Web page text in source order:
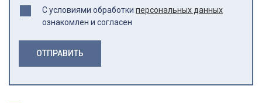
С условиями обработки персональных данных
ознакомлен и согласен
ОТПРАВИТЬ